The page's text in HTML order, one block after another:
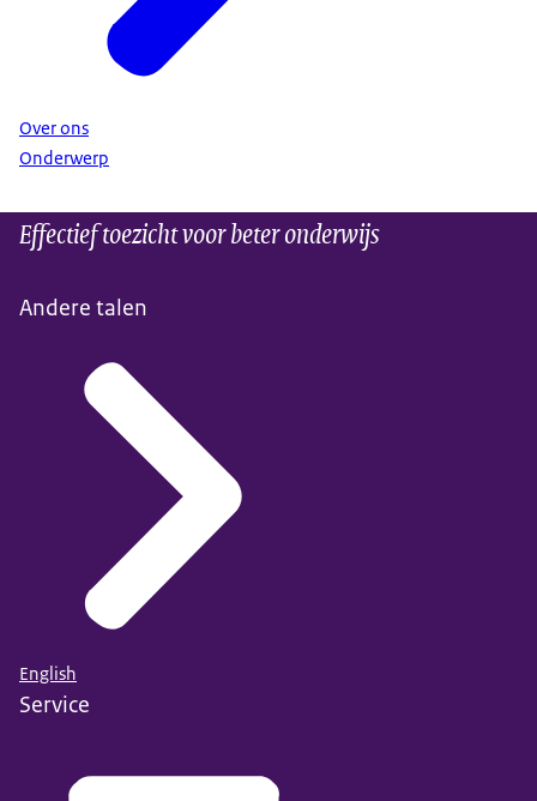
Over ons
Onderwerp
Effectief toezicht voor beter onderwijs
Andere talen
English
Service